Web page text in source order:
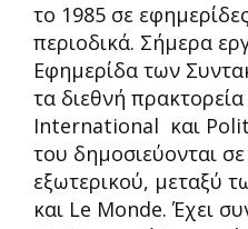
το 1985 σε
περιοδικά. Σήμερα
Εφημερίδα των
τα διεθνή
International και
του δημοσιεύονται
εξωτερικού, μεταξύ
και Le Monde. Έχει